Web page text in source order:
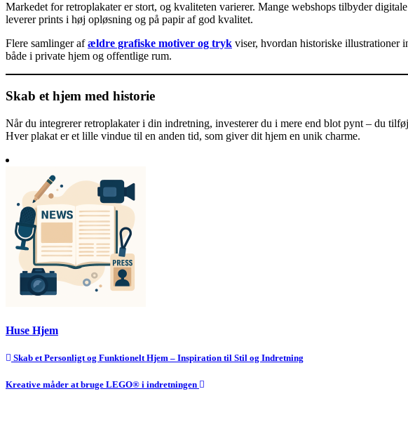
Markedet for retroplakater er stort, og kvaliteten varierer. Mange webshops tilbyder
leverer prints i høj opløsning og på papir af god kvalitet.
Flere samlinger afældre grafiske motiver og tryk viser, hvordan historiske illustrationer
både i private hjem og offentlige rum.
Skab et hjem med historie
Når du integrerer retroplakater i din indretning, investerer du i mere end blot pynt – du
Hver plakat er et lille vindue til en anden tid, som giver dit hjem en unik charme.
Huse Hjem
Indlægsnavigation
Skab et Personligt og Funktionelt Hjem – Inspiration til Stil og Indretning
Kreative måder at bruge LEGO® i indretningen